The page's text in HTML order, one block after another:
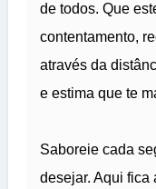
de todos. Que
contentamento,
através da
e estima que te
Saboreie cada
desejar. Aqui fica